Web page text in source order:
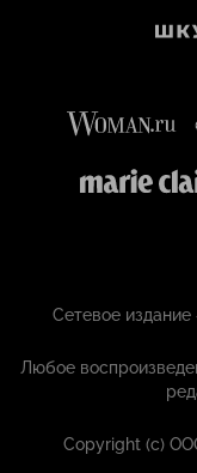
Сетевое
Любое
Copyright (с)